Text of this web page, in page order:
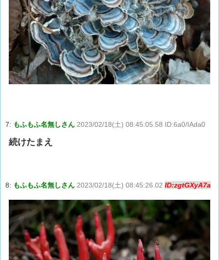
7: もふもふ名無しさん 2023/02/18(土) 08:45:05.58 ID:6a0/IAda0
続けたまえ
8: もふもふ名無しさん 2023/02/18(土) 08:45:26.02 ID:zgtGXyA7a